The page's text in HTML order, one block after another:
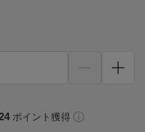
ポイント獲得